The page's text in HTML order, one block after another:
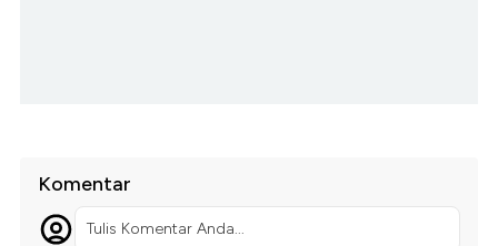
Komentar
Tulis Komentar Anda...